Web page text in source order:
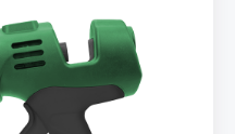
Nozul Nozul gerektiğinde
istendiğinde
Ø1,5 mm, 3 mm ve
Dolgu Çubukları ile
düğümlü dolgu
en iyi performans ve